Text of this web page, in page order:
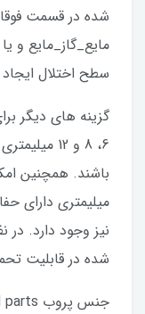
شده در قسمت
مایع_گاز_مایع و
سطح اختلال ایجاد
گزینه های دیگر
6، 8 و 12
میلیمتری دارای
نیز وجود دارد.
شده در قابلیت
جنس پروب Materials, wetted parts